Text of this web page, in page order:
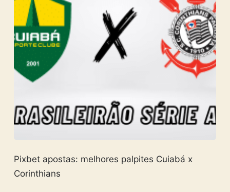
Pixbet apostas: melhores palpites Cuiabá x
Corinthians